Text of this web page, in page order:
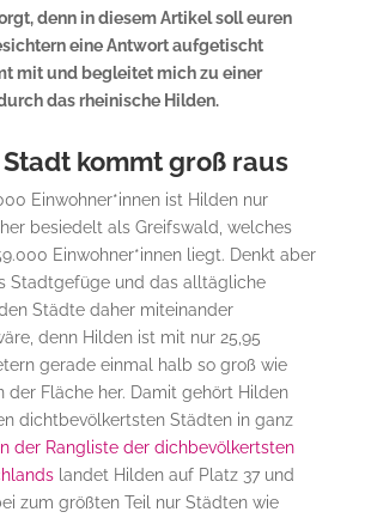
denn in diesem Artikel soll euren
eine Antwort aufgetischt
mit und begleitet mich zu einer
das rheinische Hilden.
kommt groß raus
Einwohner*innen ist Hilden nur
besiedelt als Greifswald, welches
Einwohner*innen liegt. Denkt aber
Stadtgefüge und das alltägliche
Städte daher miteinander
denn Hilden ist mit nur 25,95
gerade einmal halb so groß wie
der Fläche her. Damit gehört Hilden
dichtbevölkertsten Städten in ganz
der Rangliste der dichbevölkertsten
landet Hilden auf Platz 37 und
zum größten Teil nur Städten wie